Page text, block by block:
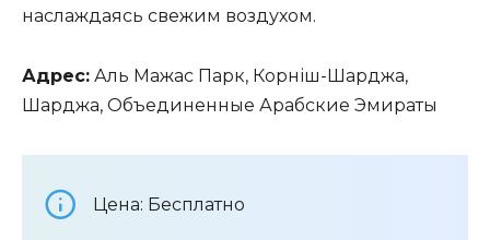
наслаждаясь свежим воздухом.
Адрес: Аль Мажас Парк, Корніш-Шарджа,
Шарджа, Объединенные Арабские Эмираты
Цена: Бесплатно